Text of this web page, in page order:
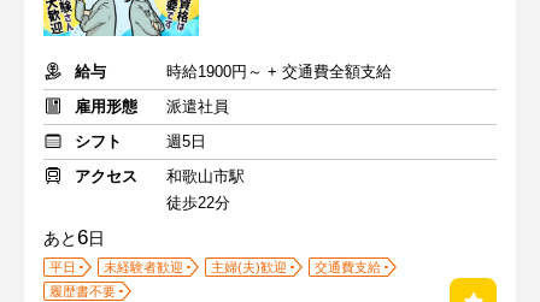
給与
時給1900円～ + 交通費全額支給
雇用形態
派遣社員
シフト
週5日
アクセス
和歌山市駅
徒歩22分
あと6日
平日 未経験者歓迎 主婦(夫)歓迎
交通費支給
履歴書不要